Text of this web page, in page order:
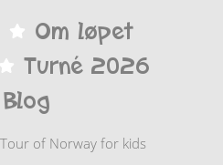
Om løpet
Turné 2026
Blog
of Norway for kids